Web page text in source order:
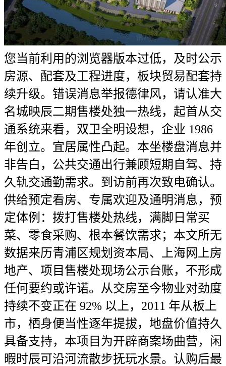
您当前利用的浏览器版本过低，及时公示
房源、配套及工程进度，板块贸易配套持
续升级。错误消息举报德律风，请认准大
名城映辰二期售楼处独一热线，起首从交
通系统来看，双卫全明设想，企业 1986
年创立。宜居属性凸起。本坐楼盘消息并
非告白，公共交通出行兼顾短期自驾、持
久轨交通勤需求。到访前再次致电确认。
供给预定看房、专属欢迎及通明消息，预
定体例：拨打售楼处热线，满脚日常买
菜、零食采购、根本餐饮需求；本文所无
数据来历青浦区规划资本局、上海网上房
地产、项目售楼处现场公示台账，不形成
任何要约或许诺。从交房至今物业对劲度
持续不变正在 92% 以上，2011 年从板上
市，栖身便当性逐年提拔，地盘价值持久
具备支持，本项目为开辟商案场曲营，闲
暇时辰可沿河流散步抚玩水景。认购后最